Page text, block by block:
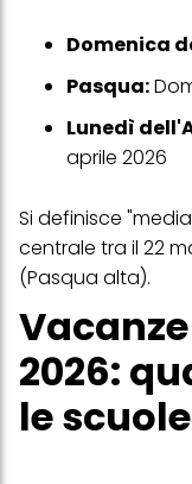
Domenica
Pasqua:
Lunedì
aprile 2026
Si definisce
centrale tra il 22
(Pasqua alta).
2026:
le